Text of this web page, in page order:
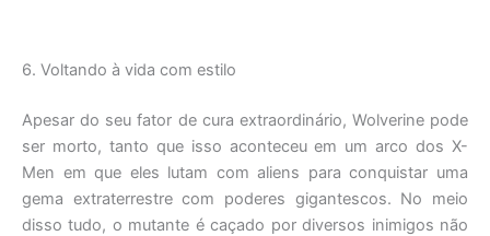
6. Voltando à vida com estilo
Apesar do seu fator de cura extraordinário, Wolverine pode
ser morto, tanto que isso aconteceu em um arco dos X-
Men em que eles lutam com aliens para conquistar uma
gema extraterrestre com poderes gigantescos. No meio
disso tudo, o mutante é caçado por diversos inimigos não